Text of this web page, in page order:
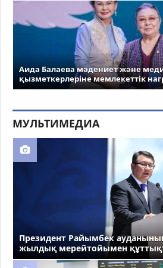
Аида Балаева мәдениет және
қызметкерлеріне мемлекеттік
МУЛЬТИМЕДИА
Президент Райымбек
жылдық мерейтойымен